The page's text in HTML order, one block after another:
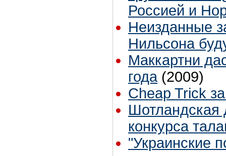
Россией и
Неизданные
Нильсона
Маккартни
года (2009)
Cheap Trick
Шотландская
конкурса
"Украинские